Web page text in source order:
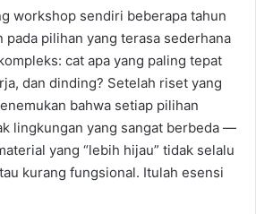
workshop sendiri beberapa tahun
pada pilihan yang terasa sederhana
cat apa yang paling tepat
dan dinding? Setelah riset yang
bahwa setiap pilihan
lingkungan yang sangat berbeda —
yang “lebih hijau” tidak selalu
kurang fungsional. Itulah esensi